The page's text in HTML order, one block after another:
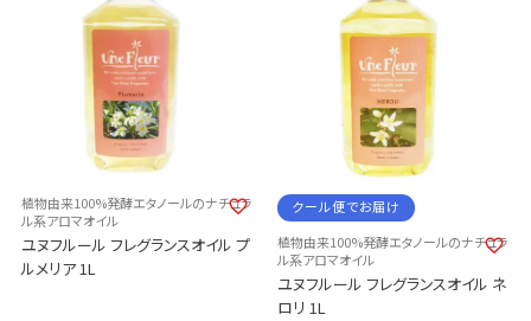
植物由来100%発酵エタノールのナチュラ
ル系アロマオイル
ユヌフルール フレグランスオイル プ
ルメリア 1L
クール便でお届け
植物由来100%発酵エタノールのナチュラ
ル系アロマオイル
ユヌフルール フレグランスオイル ネ
ロリ 1L